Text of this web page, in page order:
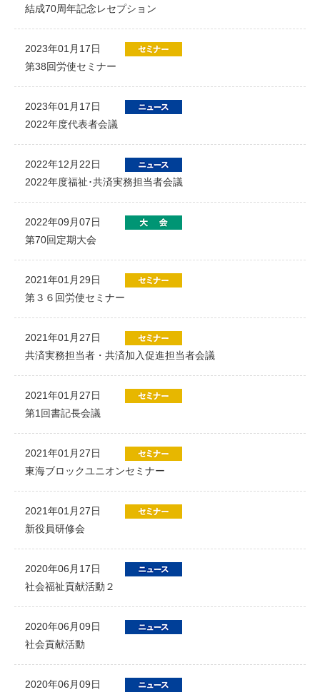
結成70周年記念レセプション
2023年01月17日
第38回労使セミナー
2023年01月17日
2022年度代表者会議
2022年12月22日
2022年度福祉･共済実務担当者会議
2022年09月07日
第70回定期大会
2021年01月29日
第３６回労使セミナー
2021年01月27日
共済実務担当者・共済加入促進担当者会議
2021年01月27日
第1回書記長会議
2021年01月27日
東海ブロックユニオンセミナー
2021年01月27日
新役員研修会
2020年06月17日
社会福祉貢献活動２
2020年06月09日
社会貢献活動
2020年06月09日